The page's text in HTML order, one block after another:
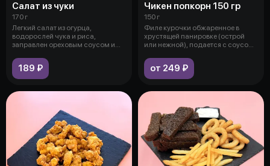
Салат из чуки
170 г
Легкий салат из огурца,
водорослей чука и риса,
заправлен ореховым соусом и
189 ₽
Чикен попкорн 150 гр
150 г
Филе курочки обжаренное в
хрустящей панировке (острой
или нежной), подается с соусом
от 249 ₽